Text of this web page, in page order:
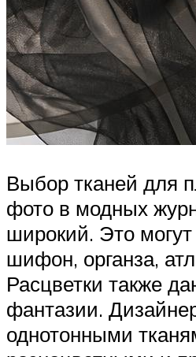
Выбор тканей для
фото в модных
широкий. Это
шифон, органза,
Расцветки также
фантазии.
однотонными